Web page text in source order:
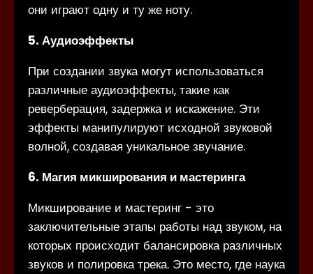
они играют одну и ту же ноту.
5. Аудиоэффекты
При создании звука могут использоваться
различные аудиоэффекты, такие как
реверберация, задержка и искажение. Эти
эффекты манипулируют исходной звуковой
волной, создавая уникальное звучание.
6. Магия микширования и мастеринга
Микширование и мастеринг - это
заключительные этапы работы над звуком, на
которых происходит балансировка различных
звуков и полировка трека. Это место, где наука